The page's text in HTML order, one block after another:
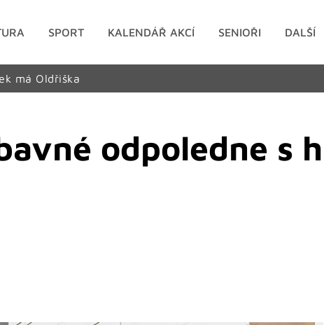
SPORT KALENDÁŘ AKCÍ SENIOŘI DALŠÍ
má Oldřiška
odpoledne s